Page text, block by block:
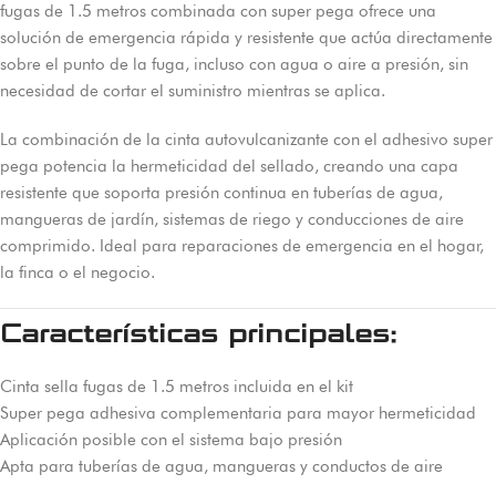
fugas de 1.5 metros combinada con super pega ofrece una
solución de emergencia rápida y resistente que actúa directamente
sobre el punto de la fuga, incluso con agua o aire a presión, sin
necesidad de cortar el suministro mientras se aplica.
La combinación de la cinta autovulcanizante con el adhesivo super
pega potencia la hermeticidad del sellado, creando una capa
resistente que soporta presión continua en tuberías de agua,
mangueras de jardín, sistemas de riego y conducciones de aire
comprimido. Ideal para reparaciones de emergencia en el hogar,
la finca o el negocio.
Características principales:
Cinta sella fugas de 1.5 metros incluida en el kit
Super pega adhesiva complementaria para mayor hermeticidad
Aplicación posible con el sistema bajo presión
Apta para tuberías de agua, mangueras y conductos de aire